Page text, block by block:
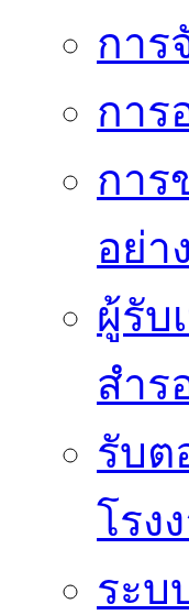
การ
การ
การ
อย่า
ผู้รับ
สำร
รับต
โรง
ระบ